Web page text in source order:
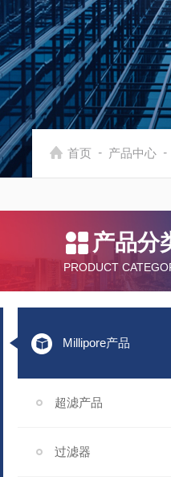
首页 - 产品中心 -
产品分
PRODUCT
Millipore产品
超滤产品
过滤器